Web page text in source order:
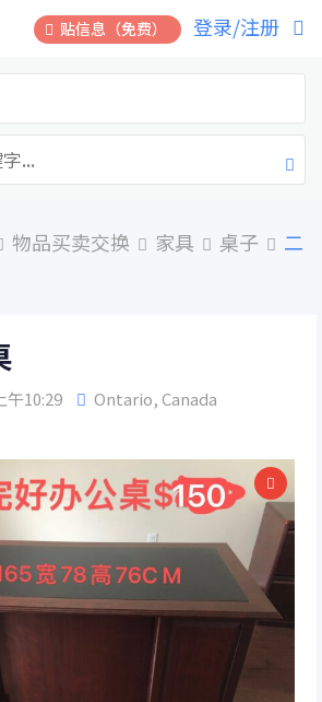
贴信息（免费） 登录/注册
物品买卖交换 家具 桌子
二
午10:29 Ontario,Canada